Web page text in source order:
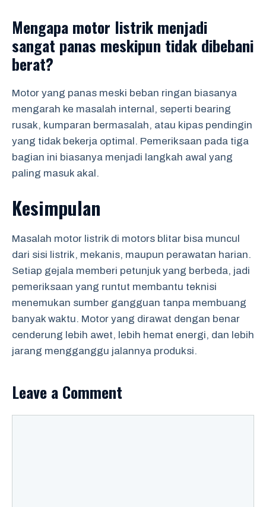
Mengapa motor listrik menjadi
sangat panas meskipun tidak dibebani
berat?
Motor yang panas meski beban ringan biasanya
mengarah ke masalah internal, seperti bearing
rusak, kumparan bermasalah, atau kipas pendingin
yang tidak bekerja optimal. Pemeriksaan pada tiga
bagian ini biasanya menjadi langkah awal yang
paling masuk akal.
Kesimpulan
Masalah motor listrik di motors blitar bisa muncul
dari sisi listrik, mekanis, maupun perawatan harian.
Setiap gejala memberi petunjuk yang berbeda, jadi
pemeriksaan yang runtut membantu teknisi
menemukan sumber gangguan tanpa membuang
banyak waktu. Motor yang dirawat dengan benar
cenderung lebih awet, lebih hemat energi, dan lebih
jarang mengganggu jalannya produksi.
Leave a Comment